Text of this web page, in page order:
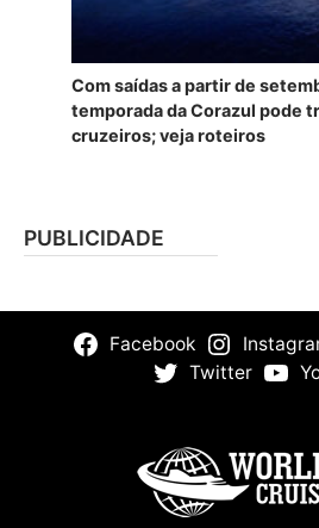
Com saídas a partir de
temporada da Corazul pode
cruzeiros; veja roteiros
PUBLICIDADE
Facebook
Twitter